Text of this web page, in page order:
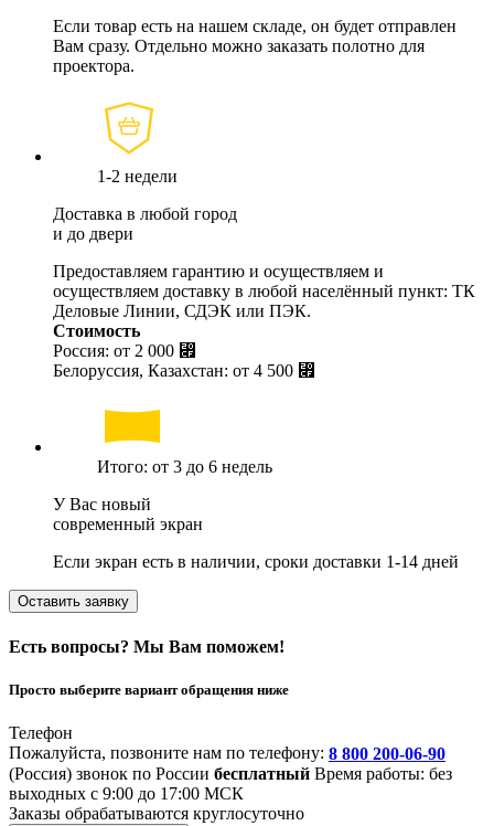
Если товар есть на нашем складе, он будет отправлен
Вам сразу. Отдельно можно заказать полотно для
проектора.
1-2 недели
Доставка в любой город
и до двери
Предоставляем гарантию и осуществляем и
осуществляем доставку в любой населённый пункт: ТК
Деловые Линии, СДЭК или ПЭК.
Стоимость
Россия: от 2 000 ⃏
Белоруссия, Казахстан: от 4 500 ⃏
Итого: от 3 до 6 недель
У Вас новый
современный экран
Если экран есть в наличии, сроки доставки 1-14 дней
Оставить заявку
Есть вопросы? Мы Вам поможем!
Просто выберите вариант обращения ниже
Телефон
Пожалуйста, позвоните нам по телефону: 8 800 200-06-90
(Россия) звонок по России бесплатный Время работы: без
выходных с 9:00 до 17:00 МСК
Заказы обрабатываются круглосуточно